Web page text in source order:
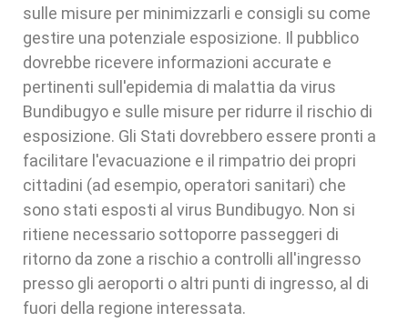
sulle misure per minimizzarli e consigli su come
gestire una potenziale esposizione. Il pubblico
dovrebbe ricevere informazioni accurate e
pertinenti sull'epidemia di malattia da virus
Bundibugyo e sulle misure per ridurre il rischio di
esposizione. Gli Stati dovrebbero essere pronti a
facilitare l'evacuazione e il rimpatrio dei propri
cittadini (ad esempio, operatori sanitari) che
sono stati esposti al virus Bundibugyo. Non si
ritiene necessario sottoporre passeggeri di
ritorno da zone a rischio a controlli all'ingresso
presso gli aeroporti o altri punti di ingresso, al di
fuori della regione interessata.